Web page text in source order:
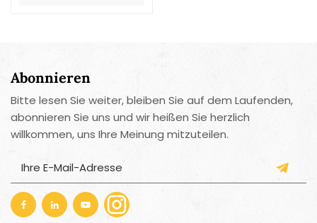
Abonnieren
Bitte lesen Sie weiter, bleiben Sie auf dem Laufenden,
abonnieren Sie uns und wir heißen Sie herzlich
willkommen, uns Ihre Meinung mitzuteilen.